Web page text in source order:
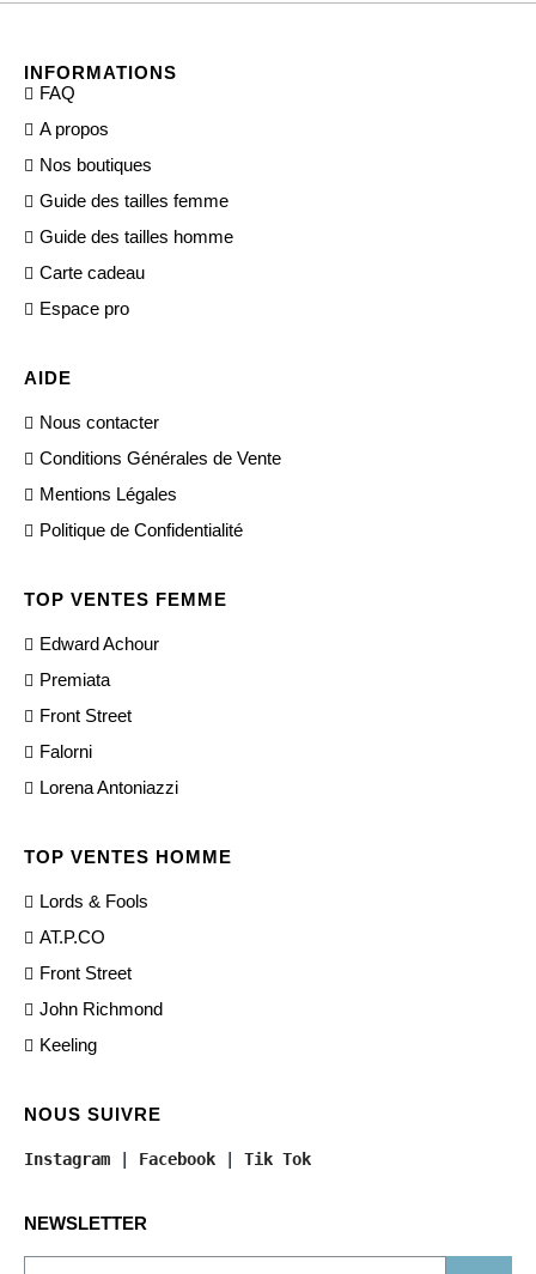
INFORMATIONS
FAQ
A propos
Nos boutiques
Guide des tailles femme
Guide des tailles homme
Carte cadeau
Espace pro
AIDE
Nous contacter
Conditions Générales de Vente
Mentions Légales
Politique de Confidentialité
TOP VENTES FEMME
Edward Achour
Premiata
Front Street
Falorni
Lorena Antoniazzi
TOP VENTES HOMME
Lords & Fools
AT.P.CO
Front Street
John Richmond
Keeling
NOUS SUIVRE
Instagram Facebook Tik Tok
NEWSLETTER